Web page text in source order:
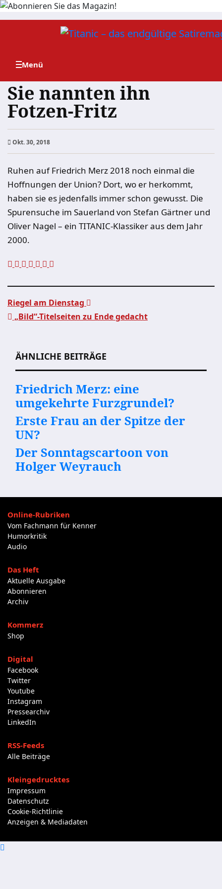
Zum
Sie nannten ihn
Fotzen-Fritz
Okt. 30, 2018
Ruhen auf Friedrich Merz 2018 noch einmal die
Hoffnungen der Union? Dort, wo er herkommt,
haben sie es jedenfalls immer schon gewusst. Die
Spurensuche im Sauerland von Stefan Gärtner und
Oliver Nagel – ein TITANIC-Klassiker aus dem Jahr
2000.
Riegel am Dienstag
„Bild“-Titelseiten zu Ende gedacht
ÄHNLICHE BEITRÄGE
Friedrich Merz: eine
umgekehrte Furzgrundel?
Erste Frau an der Spitze der
UN?
Der Sonntagscartoon von
Holger Weyrauch
Online-Rubriken
Vom Fachmann für Kenner
Humorkritik
Audio
Das Heft
Aktuelle Ausgabe
Abonnieren
Archiv
Kommerz
Shop
Digital
Facebook
Twitter
Youtube
Instagram
Pressearchiv
LinkedIn
RSS-Feeds
Alle Beiträge
Kleingedrucktes
Impressum
Datenschutz
Cookie-Richtlinie
Anzeigen & Mediadaten